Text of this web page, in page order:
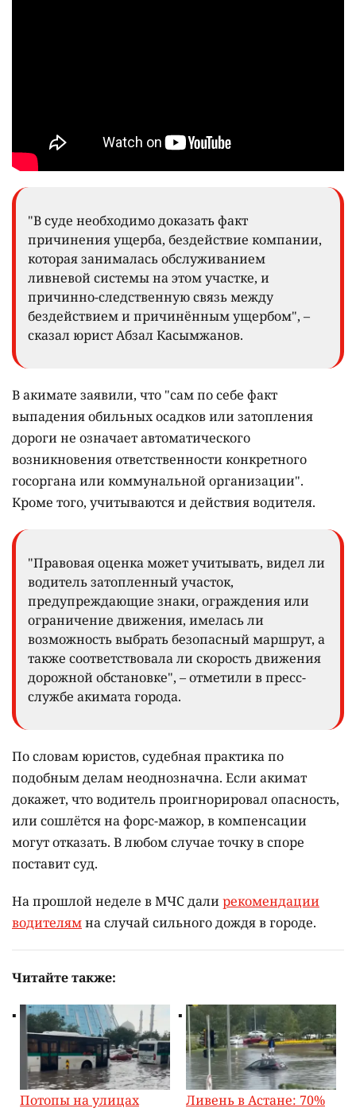
"В суде необходимо доказать факт
причинения ущерба, бездействие компании,
которая занималась обслуживанием
ливневой системы на этом участке, и
причинно-следственную связь между
бездействием и причинённым ущербом", –
сказал юрист Абзал Касымжанов.
В акимате заявили, что "сам по себе факт
выпадения обильных осадков или затопления
дороги не означает автоматического
возникновения ответственности конкретного
госоргана или коммунальной организации".
Кроме того, учитываются и действия водителя.
"Правовая оценка может учитывать, видел ли
водитель затопленный участок,
предупреждающие знаки, ограждения или
ограничение движения, имелась ли
возможность выбрать безопасный маршрут, а
также соответствовала ли скорость движения
дорожной обстановке", – отметили в пресс-
службе акимата города.
По словам юристов, судебная практика по
подобным делам неоднозначна. Если акимат
докажет, что водитель проигнорировал опасность,
или сошлётся на форс-мажор, в компенсации
могут отказать. В любом случае точку в споре
поставит суд.
На прошлой неделе в МЧС далирекомендации
водителямна случай сильного дождя в городе.
Читайте также:
Потопы на улицах Ливень в Астане: 70%